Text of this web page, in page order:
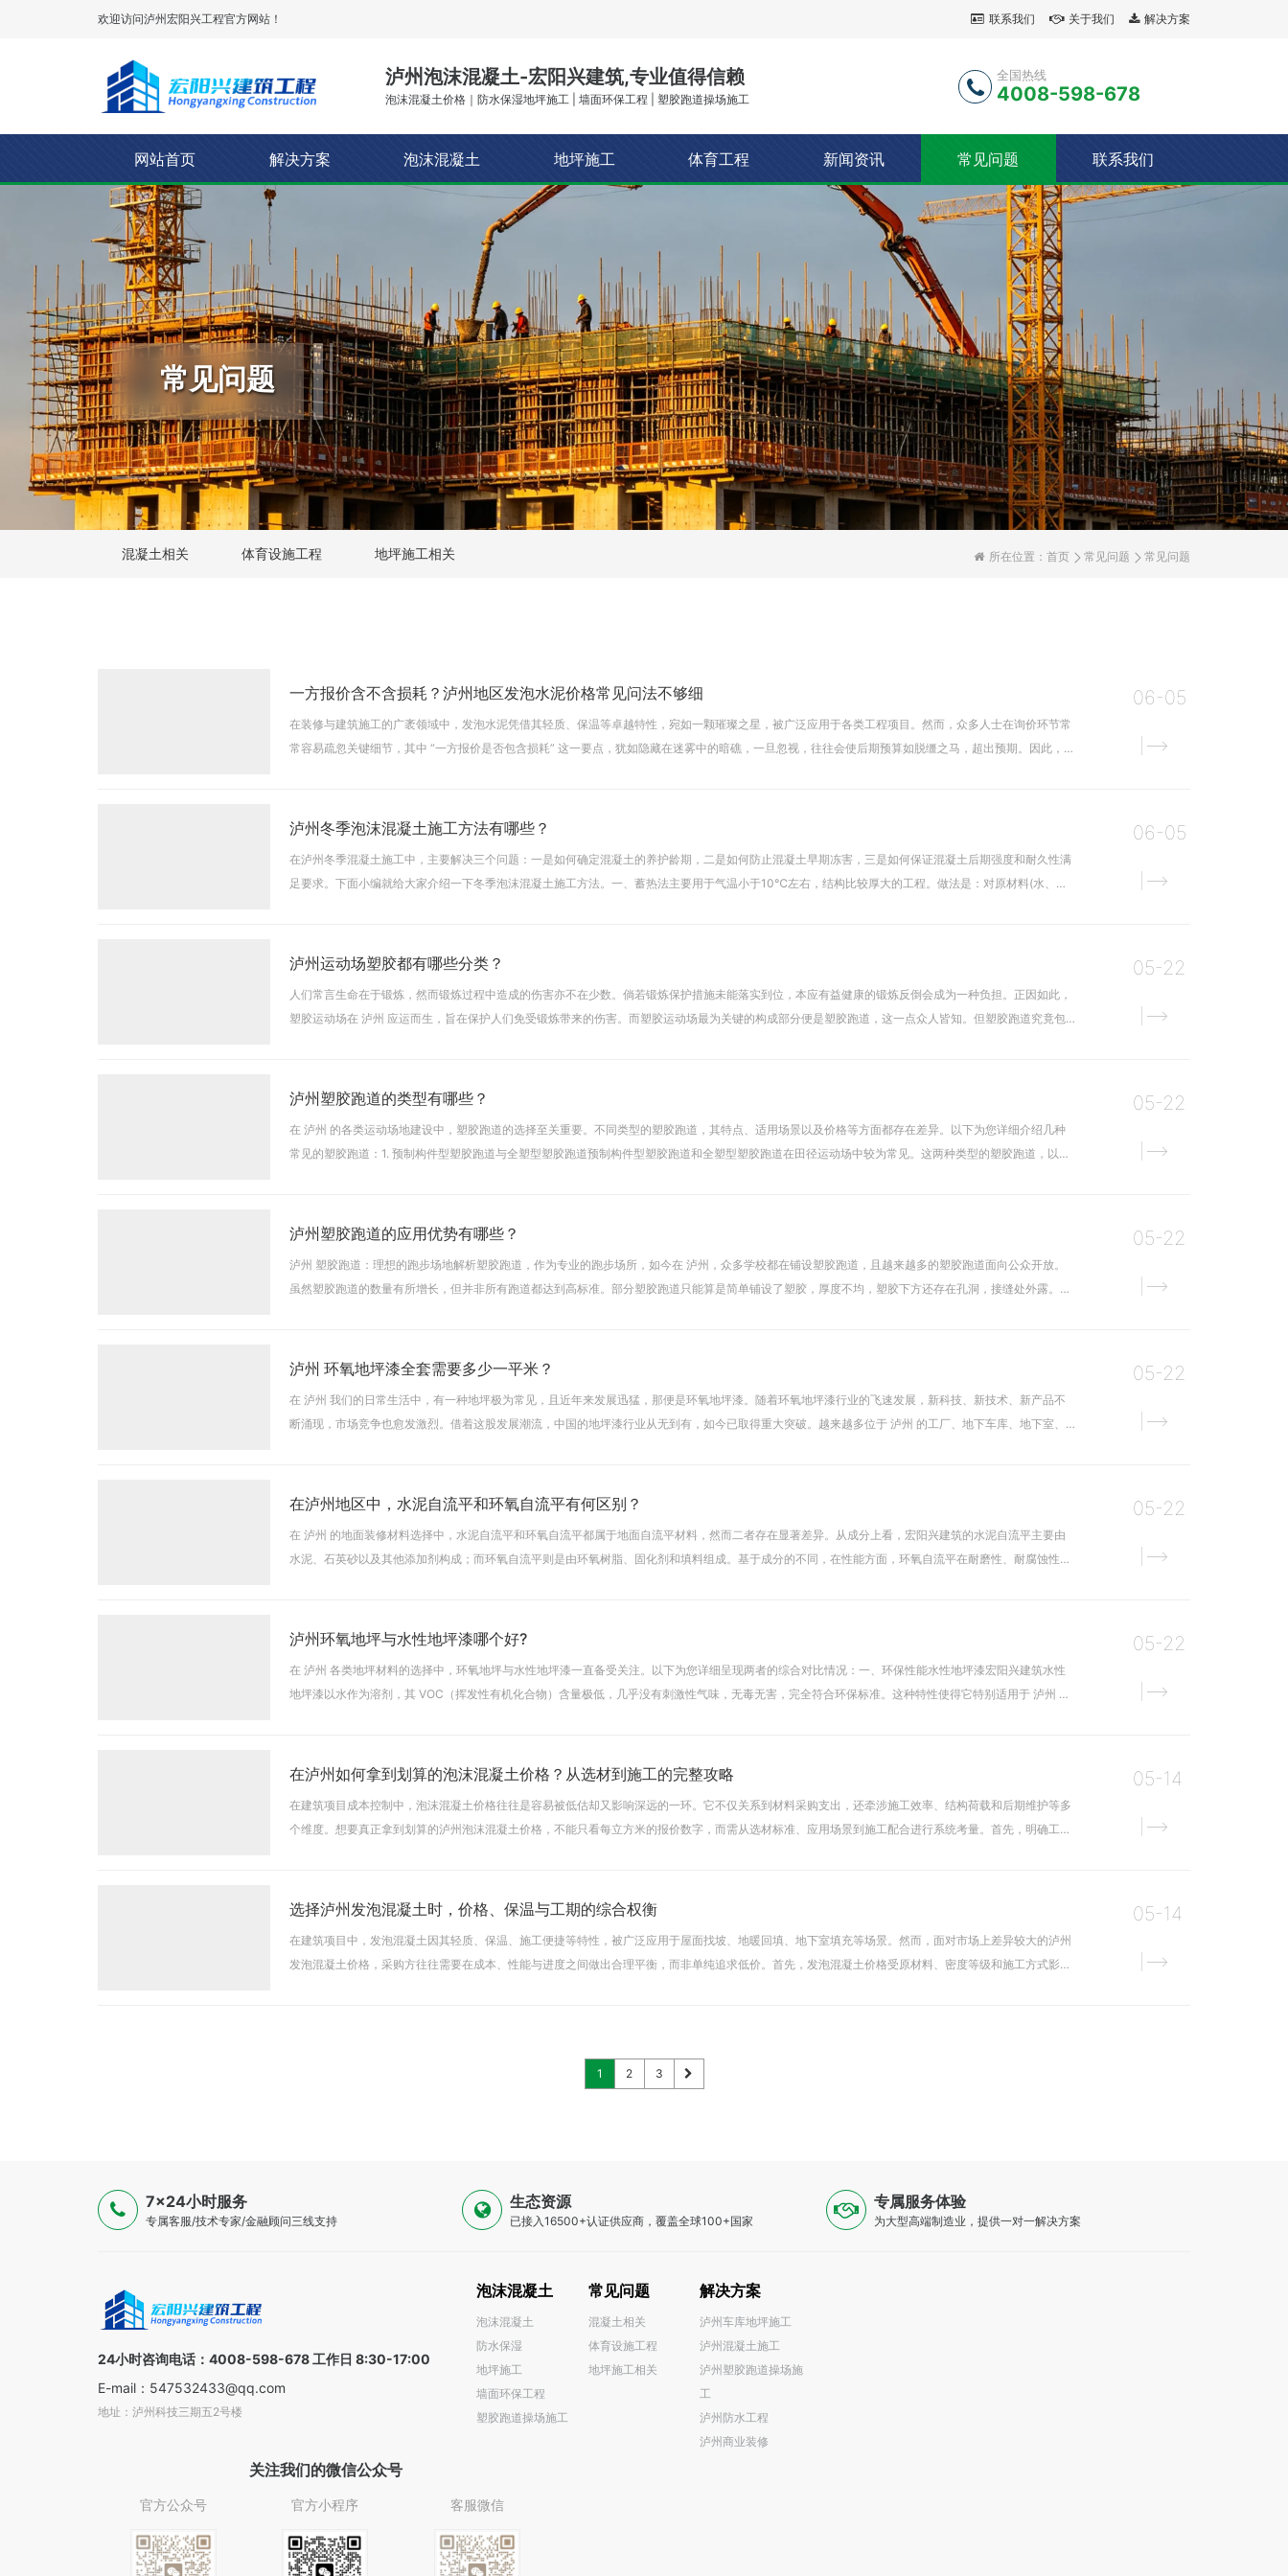
欢迎访问泸州宏阳兴工程官方网站！ 解决方案
关于我们
联系我们
泸州泡沫混凝土-宏阳兴建筑,专业值得信赖
泡沫混凝土价格｜防水保湿地坪施工 | 墙面环保工程 | 塑胶跑道操场施工
全国热线
4008-598-678
网站首页 解决方案 泡沫混凝土 地坪施工 体育工程 新闻资讯 常见问题 联系我们
常见问题
混凝土相关 体育设施工程 地坪施工相关 所在位置： 首页 常见问题 常见问题
一方报价含不含损耗？泸州地区发泡水泥价格常见问法不够细 06-05
在装修与建筑施工的广袤领域中，发泡水泥凭借其轻质、保温等卓越特性，宛如一颗璀璨之星，被广泛应用于各类工程项目。然而，众多人士在询价环节常
常容易疏忽关键细节，其中 “一方报价是否包含损耗” 这一要点，犹如隐藏在迷雾中的暗礁，一旦忽视，往往会使后期预算如脱缰之马，超出预期。因此，深
泸州冬季泡沫混凝土施工方法有哪些？ 06-05
在泸州冬季混凝土施工中，主要解决三个问题：一是如何确定混凝土的养护龄期，二是如何防止混凝土早期冻害，三是如何保证混凝土后期强度和耐久性满
足要求。下面小编就给大家介绍一下冬季泡沫混凝土施工方法。一、蓄热法主要用于气温小于10℃左右，结构比较厚大的工程。做法是：对原材料(水、
泸州运动场塑胶都有哪些分类？ 05-22
人们常言生命在于锻炼，然而锻炼过程中造成的伤害亦不在少数。倘若锻炼保护措施未能落实到位，本应有益健康的锻炼反倒会成为一种负担。正因如此，
塑胶运动场在 泸州 应运而生，旨在保护人们免受锻炼带来的伤害。而塑胶运动场最为关键的构成部分便是塑胶跑道，这一点众人皆知。但塑胶跑道究竟包
泸州塑胶跑道的类型有哪些？ 05-22
在 泸州 的各类运动场地建设中，塑胶跑道的选择至关重要。不同类型的塑胶跑道，其特点、适用场景以及价格等方面都存在差异。以下为您详细介绍几种
常见的塑胶跑道：1. 预制构件型塑胶跑道与全塑型塑胶跑道预制构件型塑胶跑道和全塑型塑胶跑道在田径运动场中较为常见。这两种类型的塑胶跑道，以其
泸州塑胶跑道的应用优势有哪些？ 05-22
泸州 塑胶跑道：理想的跑步场地解析塑胶跑道，作为专业的跑步场所，如今在 泸州，众多学校都在铺设塑胶跑道，且越来越多的塑胶跑道面向公众开放。
虽然塑胶跑道的数量有所增长，但并非所有跑道都达到高标准。部分塑胶跑道只能算是简单铺设了塑胶，厚度不均，塑胶下方还存在孔洞，接缝处外露。在
泸州 环氧地坪漆全套需要多少一平米？ 05-22
在 泸州 我们的日常生活中，有一种地坪极为常见，且近年来发展迅猛，那便是环氧地坪漆。随着环氧地坪漆行业的飞速发展，新科技、新技术、新产品不
断涌现，市场竞争也愈发激烈。借着这股发展潮流，中国的地坪漆行业从无到有，如今已取得重大突破。越来越多位于 泸州 的工厂、地下车库、地下室、
在泸州地区中，水泥自流平和环氧自流平有何区别？ 05-22
在 泸州 的地面装修材料选择中，水泥自流平和环氧自流平都属于地面自流平材料，然而二者存在显著差异。从成分上看，宏阳兴建筑的水泥自流平主要由
水泥、石英砂以及其他添加剂构成；而环氧自流平则是由环氧树脂、固化剂和填料组成。基于成分的不同，在性能方面，环氧自流平在耐磨性、耐腐蚀性以
泸州环氧地坪与水性地坪漆哪个好? 05-22
在 泸州 各类地坪材料的选择中，环氧地坪与水性地坪漆一直备受关注。以下为您详细呈现两者的综合对比情况：一、环保性能水性地坪漆宏阳兴建筑水性
地坪漆以水作为溶剂，其 VOC（挥发性有机化合物）含量极低，几乎没有刺激性气味，无毒无害，完全符合环保标准。这种特性使得它特别适用于 泸州 对
在泸州如何拿到划算的泡沫混凝土价格？从选材到施工的完整攻略 05-14
在建筑项目成本控制中，泡沫混凝土价格往往是容易被低估却又影响深远的一环。它不仅关系到材料采购支出，还牵涉施工效率、结构荷载和后期维护等多
个维度。想要真正拿到划算的泸州泡沫混凝土价格，不能只看每立方米的报价数字，而需从选材标准、应用场景到施工配合进行系统考量。首先，明确工程
选择泸州发泡混凝土时，价格、保温与工期的综合权衡 05-14
在建筑项目中，发泡混凝土因其轻质、保温、施工便捷等特性，被广泛应用于屋面找坡、地暖回填、地下室填充等场景。然而，面对市场上差异较大的泸州
发泡混凝土价格，采购方往往需要在成本、性能与进度之间做出合理平衡，而非单纯追求低价。首先，发泡混凝土价格受原材料、密度等级和施工方式影响
1 2 3
7×24小时服务
专属客服/技术专家/金融顾问三线支持
生态资源
已接入16500+认证供应商，覆盖全球100+国家
专属服务体验
为大型高端制造业，提供一对一解决方案
24小时咨询电话：4008-598-678 工作日 8:30-17:00
E-mail：547532433@qq.com
地址：泸州科技三期五2号楼
泡沫混凝土
泡沫混凝土
防水保湿
地坪施工
墙面环保工程
塑胶跑道操场施工
常见问题
混凝土相关
体育设施工程
地坪施工相关
解决方案
泸州车库地坪施工
泸州混凝土施工
泸州塑胶跑道操场施
工
泸州防水工程
泸州商业装修
关注我们的微信公众号
官方公众号 官方小程序 客服微信